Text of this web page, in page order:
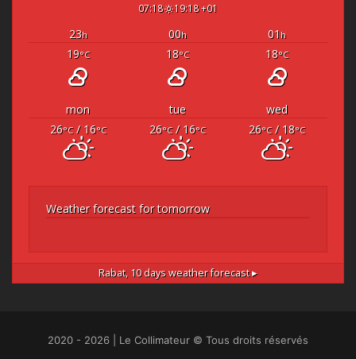
07:18 19:18 +01
23h 00h 01 h
19°C 18°C 18°C
mon tue
wed
26°C/ 16°C 26°C/ 16°C 26°C/ 18°C
Weather forecast for tomorrow
Rabat, 10 days weather forecast ▸
2020 - 2026 | Le Collimateur © Tous droits réservés